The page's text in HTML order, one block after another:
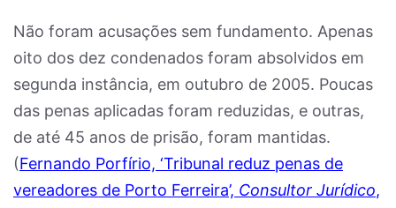
Não foram acusações sem fundamento. Apenas
oito dos dez condenados foram absolvidos em
segunda instância, em outubro de 2005. Poucas
das penas aplicadas foram reduzidas, e outras,
de até 45 anos de prisão, foram mantidas.
(Fernando Porfírio, ‘Tribunal reduz penas de
vereadores de Porto Ferreira’, Consultor Jurídico,